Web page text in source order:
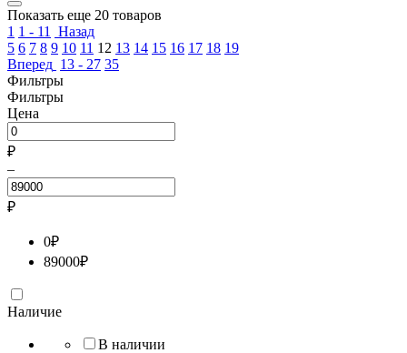
Показать еще 20 товаров
1 1 - 11
Назад
5 6 7 8 9 10 11 12 13 14 15 16 17 18 19
Вперед 13 - 27 35
Фильтры
Фильтры
Цена
₽
–
₽
0₽
89000₽
Наличие
В наличии